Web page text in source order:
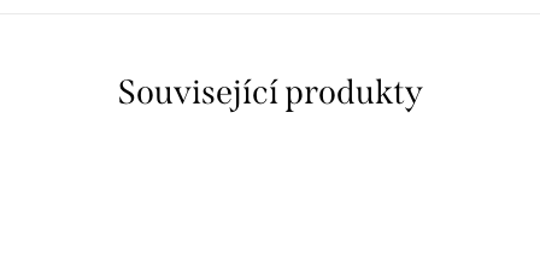
Související produkty